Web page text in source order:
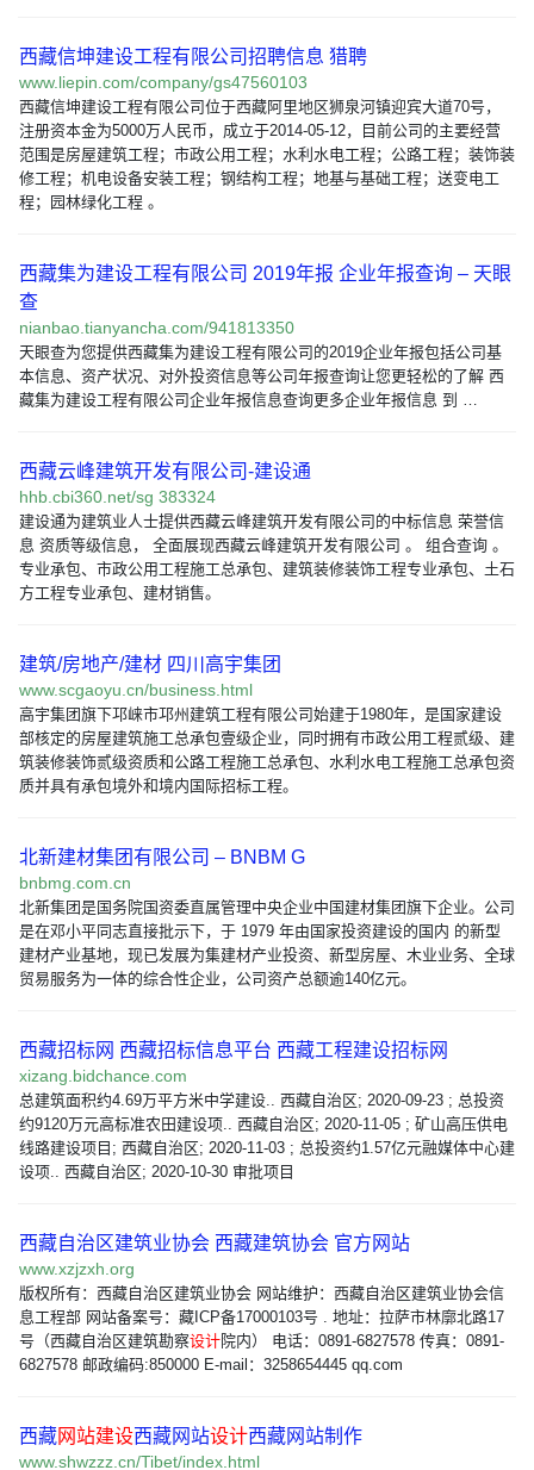
西藏信坤建设工程有限公司招聘信息 猎聘
www.liepin.com/company/gs47560103
西藏信坤建设工程有限公司位于西藏阿里地区狮泉河镇迎宾大道70号，
注册资本金为5000万人民币，成立于2014-05-12，目前公司的主要经营
范围是房屋建筑工程；市政公用工程；水利水电工程；公路工程；装饰装
修工程；机电设备安装工程；钢结构工程；地基与基础工程；送变电工
程；园林绿化工程 。
西藏集为建设工程有限公司 2019年报 企业年报查询 – 天眼
查
nianbao.tianyancha.com/941813350
天眼查为您提供西藏集为建设工程有限公司的2019企业年报包括公司基
本信息、资产状况、对外投资信息等公司年报查询让您更轻松的了解 西
藏集为建设工程有限公司企业年报信息查询更多企业年报信息 到 …
西藏云峰建筑开发有限公司-建设通
hhb.cbi360.net/sg 383324
建设通为建筑业人士提供西藏云峰建筑开发有限公司的中标信息 荣誉信
息 资质等级信息， 全面展现西藏云峰建筑开发有限公司 。 组合查询 。
专业承包、市政公用工程施工总承包、建筑装修装饰工程专业承包、土石
方工程专业承包、建材销售。
建筑/房地产/建材 四川高宇集团
www.scgaoyu.cn/business.html
高宇集团旗下邛崃市邛州建筑工程有限公司始建于1980年，是国家建设
部核定的房屋建筑施工总承包壹级企业，同时拥有市政公用工程贰级、建
筑装修装饰贰级资质和公路工程施工总承包、水利水电工程施工总承包资
质并具有承包境外和境内国际招标工程。
北新建材集团有限公司 – BNBM G
bnbmg.com.cn
北新集团是国务院国资委直属管理中央企业中国建材集团旗下企业。公司
是在邓小平同志直接批示下，于 1979 年由国家投资建设的国内 的新型
建材产业基地，现已发展为集建材产业投资、新型房屋、木业业务、全球
贸易服务为一体的综合性企业，公司资产总额逾140亿元。
西藏招标网 西藏招标信息平台 西藏工程建设招标网
xizang.bidchance.com
总建筑面积约4.69万平方米中学建设.. 西藏自治区; 2020-09-23 ; 总投资
约9120万元高标准农田建设项.. 西藏自治区; 2020-11-05 ; 矿山高压供电
线路建设项目; 西藏自治区; 2020-11-03 ; 总投资约1.57亿元融媒体中心建
设项.. 西藏自治区; 2020-10-30 审批项目
西藏自治区建筑业协会 西藏建筑协会 官方网站
www.xzjzxh.org
版权所有：西藏自治区建筑业协会 网站维护：西藏自治区建筑业协会信
息工程部 网站备案号：藏ICP备17000103号 . 地址：拉萨市林廓北路17
号（西藏自治区建筑勘察设计院内） 电话：0891-6827578 传真：0891-
6827578 邮政编码:850000 E-mail：3258654445 qq.com
西藏网站建设西藏网站设计西藏网站制作
www.shwzzz.cn/Tibet/index.html